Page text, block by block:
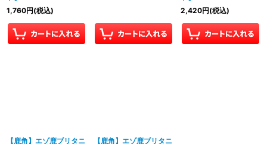
1,760円(税込)
2,420円(税込)
【鹿角】エゾ鹿ブリタニ
【鹿角】エゾ鹿ブリタニ